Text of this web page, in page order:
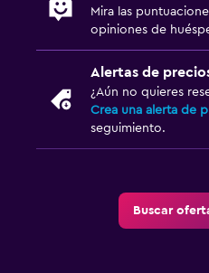
Mira las
opiniones de
Alertas de
¿Aún no quieres
Crea una alerta de
seguimiento.
Buscar